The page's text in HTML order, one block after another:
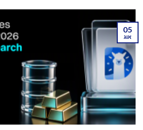
05
אוג